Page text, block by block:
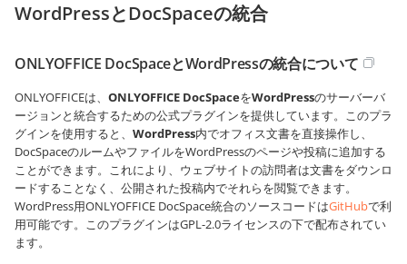
WordPressとDocSpaceの統合
ONLYOFFICE DocSpaceとWordPressの統合について
ONLYOFFICEは、 ONLYOFFICE DocSpaceをWordPressのサーバーバ
ージョンと統合するための公式プラグインを提供しています。このプラ
グインを使用すると、 WordPress内でオフィス文書を直接操作し、
DocSpaceのルームやファイルをWordPressのページや投稿に追加する
ことができます。これにより、ウェブサイトの訪問者は文書をダウンロ
ードすることなく、公開された投稿内でそれらを閲覧できます。
WordPress用ONLYOFFICE DocSpace統合のソースコードはGitHubで利
用可能です。このプラグインはGPL-2.0ライセンスの下で配布されてい
ます。